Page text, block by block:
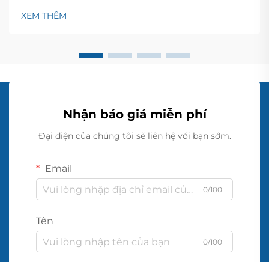
đáng tin cậy. Bơm bề mặt hoạt động ở vị trí trên mặt
đất, hút nước từ giếng, bể chứa hoặc các nguồn
XEM THÊM
Nhận báo giá miễn phí
Đại diện của chúng tôi sẽ liên hệ với bạn sớm.
Email
0/100
Tên
0/100